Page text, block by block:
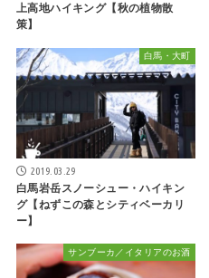
上高地ハイキング【秋の植物散
策】
白馬・大町
2019.03.29
白馬岩岳スノーシュー・ハイキン
グ【ねずこの森とシティベーカリ
ー】
サンブーカ／イタリアのお酒